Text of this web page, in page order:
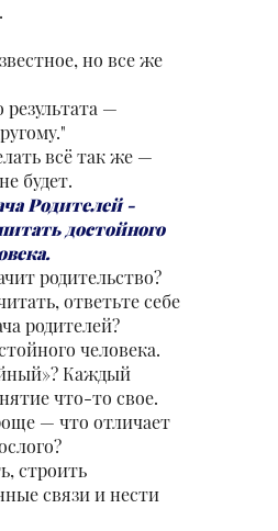
но все же
результата —
всё так же —
будет.
Родителей -
достойного
родительство?
ответьте себе
родителей?
человека.
Каждый
что-то свое.
— что отличает
строить
связи и нести